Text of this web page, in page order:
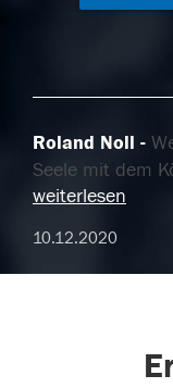
Roland Noll
Seele mit dem
weiterlesen
10.12.2020